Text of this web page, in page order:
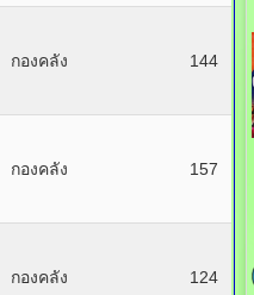
กองคลัง 144
กองคลัง 157
กองคลัง 124